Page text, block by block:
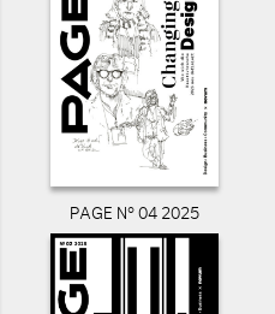
PAGE N° 04 2025